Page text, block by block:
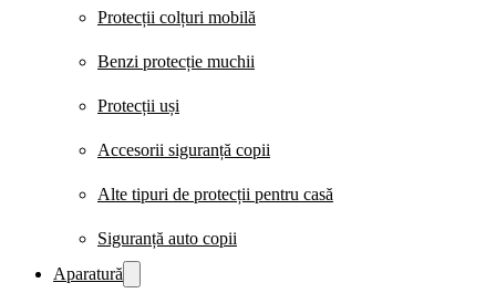
Protecții colțuri mobilă
Benzi protecție muchii
Protecții uși
Accesorii siguranță copii
Alte tipuri de protecții pentru casă
Siguranță auto copii
Aparatură